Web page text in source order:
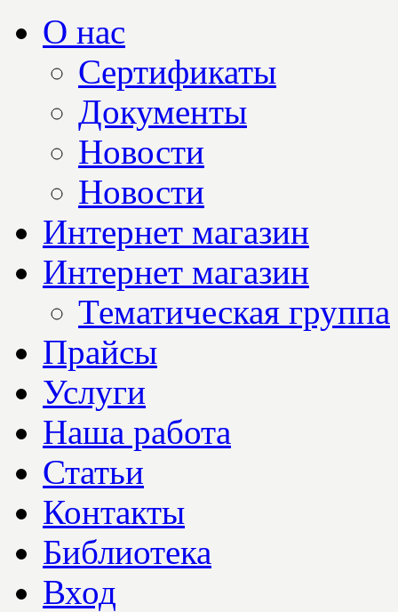
О нас
Сертификаты
Документы
Новости
Новости
Интернет магазин
Интернет магазин
Тематическая группа
Прайсы
Услуги
Наша работа
Статьи
Контакты
Библиотека
Вход